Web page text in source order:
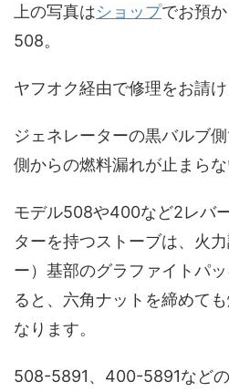
上の写真はショップでお預
508。
ヤフオク経由で修理をお請け
ジェネレーターの黒バルブ
側からの燃料漏れが止まらな
モデル508や400など2レバ
ターを持つストーブは、火
ー）基部のグラファイトパ
ると、六角ナットを締めて
なります。
508-5891、400-5891など